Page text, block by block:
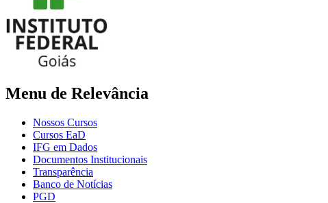
Menu de Relevância
Nossos Cursos
Cursos EaD
IFG em Dados
Documentos Institucionais
Transparência
Banco de Notícias
PGD